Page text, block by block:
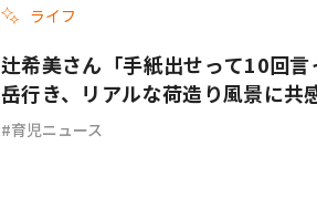
ライフ
辻希美さん「手紙出せって10回
岳行き、リアルな荷造り風景に共
育児ニュース